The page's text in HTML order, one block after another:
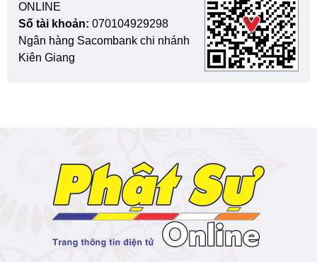
ONLINE
Số tài khoản: 070104929298
Ngân hàng Sacombank chi nhánh
Kiên Giang